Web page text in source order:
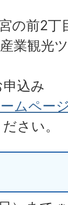
の前2丁
業観光
込み
ムペー
さい。